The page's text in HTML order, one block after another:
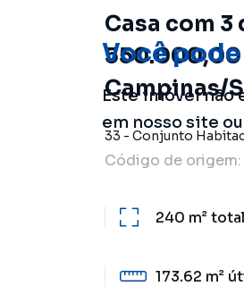
Você
Este imóvel não
em nosso site
Casa com 3
550.000,00
Campinas/
33 - Conjunto
Código de origem:
240 m²total
173.62 m²